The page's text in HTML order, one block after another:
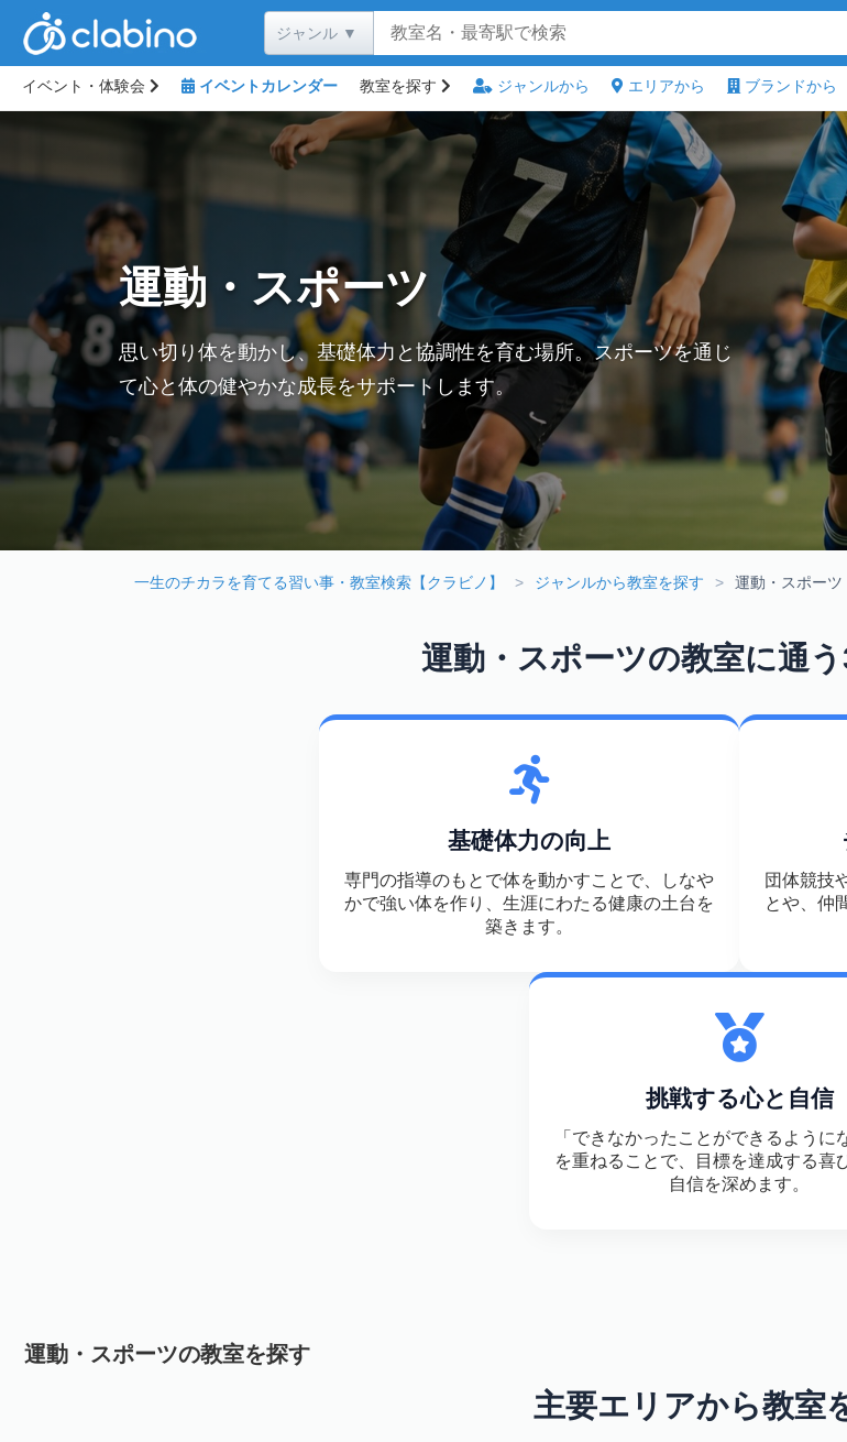
イベント・体験会 イベントカレンダー 教室を探す ジャンルから エリアから ブランドから
運動・スポーツ
思い切り体を動かし、基礎体力と協調性を育む場所。スポーツを通じ
て心と体の健やかな成長をサポートします。
一生のチカラを育てる習い事・教室検索【クラビノ】 ジャンルから教室を探す 運動・スポーツ
運動・スポーツの教室に通
基礎体力の向上
専門の指導のもとで体を動かすことで、しなや
かで強い体を作り、生涯にわたる健康の土台を
築きます。
団体競技
とや、仲
挑戦する心と自信
「できなかったことができるように
を重ねることで、目標を達成する喜
自信を深めます。
運動・スポーツの教室を探す
主要エリアから教室